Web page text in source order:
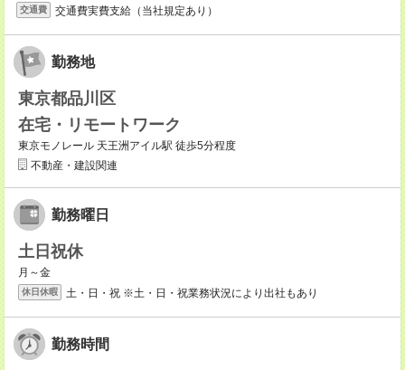
交通費 交通費実費支給（当社規定あり）
勤務地
東京都品川区
在宅・リモートワーク
東京モノレール 天王洲アイル駅 徒歩5分程度
不動産・建設関連
勤務曜日
土日祝休
月～金
休日休暇 土・日・祝 ※土・日・祝業務状況により出社もあり
勤務時間